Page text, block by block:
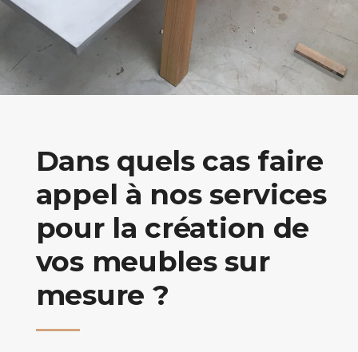
Dans quels cas faire
appel à nos services
pour la création de
vos meubles sur
mesure ?